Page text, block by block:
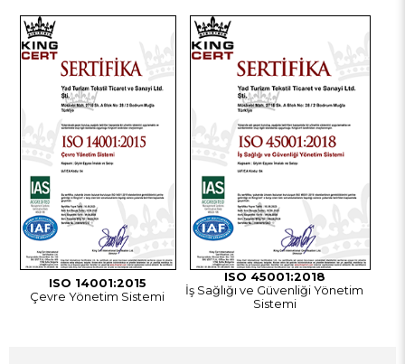
ISO 14001:2015
Çevre Yönetim Sistemi
ISO 45001:2018
İş Sağlığı ve Güvenliği Yönetim
Sistemi